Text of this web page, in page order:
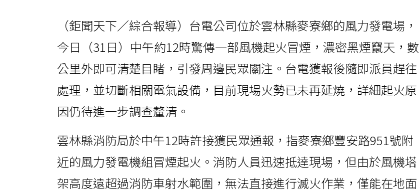
（鉅聞天下／綜合報導）台電公司位於雲林縣麥寮鄉的風力發電場，
今日（31日）中午約12時驚傳一部風機起火冒煙，濃密黑煙竄天，數
公里外即可清楚目睹，引發周邊民眾關注。台電獲報後隨即派員趕往
處理，並切斷相關電氣設備，目前現場火勢已未再延燒，詳細起火原
因仍待進一步調查釐清。
雲林縣消防局於中午12時許接獲民眾通報，指麥寮鄉豐安路951號附
近的風力發電機組冒煙起火。消防人員迅速抵達現場，但由於風機塔
架高度遠超過消防車射水範圍，無法直接進行滅火作業，僅能在地面